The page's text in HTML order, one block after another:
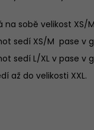
na sobě velikost XS/
sedí XS/M pase
sedí L/XL v pase
až do velikosti XXL.